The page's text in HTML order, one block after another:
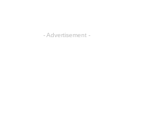
- Advertisement -